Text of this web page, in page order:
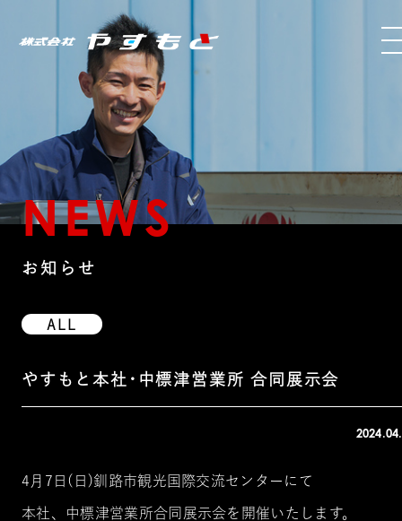
NEWS
お知らせ
ALL
やすもと本社･中標津営業所 合同展示会
4月7日(日)釧路市観光国際交流センターにて
本社、中標津営業所合同展示会を開催いたします。